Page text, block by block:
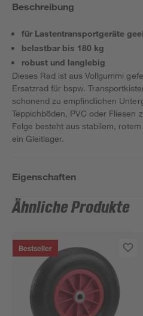
Beschreibung
für Lastentransportgeräte
belastbar bis 180 kg
robust und langlebig
Dieses Rad ist aus Vollgummi
Ersatzrad für bspw.
schonend zu empfindlichen
Teppichböden, PVC oder Fliesen
Felge besteht aus stabilem,
ein Gleitlager.
Eigenschaften
Ähnliche Produkte
Bestseller